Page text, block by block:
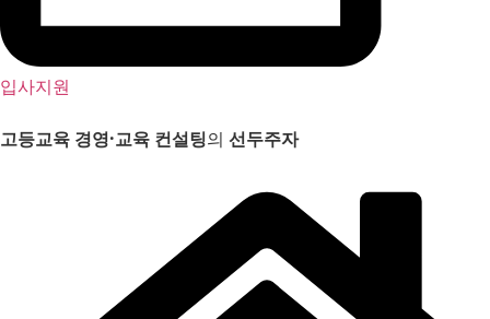
입사지원
고등교육 경영·교육 컨설팅의 선두주자